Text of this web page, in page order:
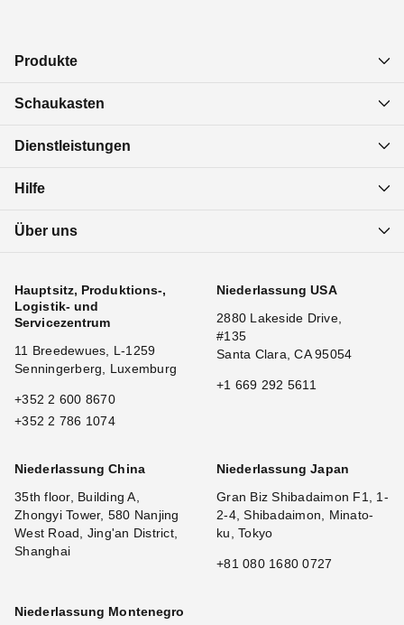
Produkte
Schaukasten
Dienstleistungen
Hilfe
Über uns
Hauptsitz, Produktions-,
Logistik- und
Servicezentrum
11 Breedewues, L-1259
Senningerberg, Luxemburg
+352 2 600 8670
+352 2 786 1074
Niederlassung USA
2880 Lakeside Drive,
#135
Santa Clara, CA 95054
+1 669 292 5611
Niederlassung China
35th floor, Building A,
Zhongyi Tower, 580 Nanjing
West Road, Jing'an District,
Shanghai
Niederlassung Japan
Gran Biz Shibadaimon F1, 1-
2-4, Shibadaimon, Minato-
ku, Tokyo
+81 080 1680 0727
Niederlassung Montenegro